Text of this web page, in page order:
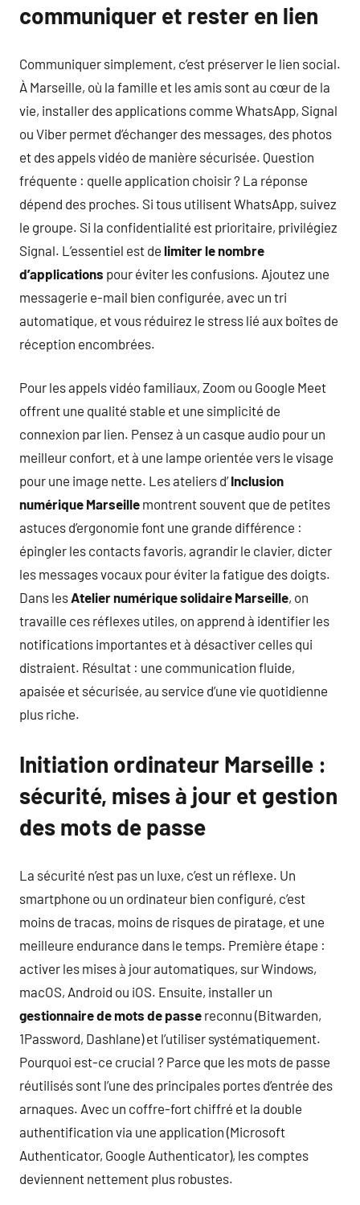
communiquer et rester en lien
Communiquer simplement, c’est préserver le lien social.
À Marseille, où la famille et les amis sont au cœur de la
vie, installer des applications comme WhatsApp, Signal
ou Viber permet d’échanger des messages, des photos
et des appels vidéo de manière sécurisée. Question
fréquente : quelle application choisir ? La réponse
dépend des proches. Si tous utilisent WhatsApp, suivez
le groupe. Si la confidentialité est prioritaire, privilégiez
Signal. L’essentiel est de limiter le nombre
d’applications pour éviter les confusions. Ajoutez une
messagerie e-mail bien configurée, avec un tri
automatique, et vous réduirez le stress lié aux boîtes de
réception encombrées.
Pour les appels vidéo familiaux, Zoom ou Google Meet
offrent une qualité stable et une simplicité de
connexion par lien. Pensez à un casque audio pour un
meilleur confort, et à une lampe orientée vers le visage
pour une image nette. Les ateliers d’Inclusion
numérique Marseille montrent souvent que de petites
astuces d’ergonomie font une grande différence :
épingler les contacts favoris, agrandir le clavier, dicter
les messages vocaux pour éviter la fatigue des doigts.
Dans lesAtelier numérique solidaire Marseille, on
travaille ces réflexes utiles, on apprend à identifier les
notifications importantes et à désactiver celles qui
distraient. Résultat : une communication fluide,
apaisée et sécurisée, au service d’une vie quotidienne
plus riche.
Initiation ordinateur Marseille :
sécurité, mises à jour et gestion
des mots de passe
La sécurité n’est pas un luxe, c’est un réflexe. Un
smartphone ou un ordinateur bien configuré, c’est
moins de tracas, moins de risques de piratage, et une
meilleure endurance dans le temps. Première étape :
activer les mises à jour automatiques, sur Windows,
macOS, Android ou iOS. Ensuite, installer un
gestionnaire de mots de passe reconnu (Bitwarden,
1Password, Dashlane) et l’utiliser systématiquement.
Pourquoi est-ce crucial ? Parce que les mots de passe
réutilisés sont l’une des principales portes d’entrée des
arnaques. Avec un coffre-fort chiffré et la double
authentification via une application (Microsoft
Authenticator, Google Authenticator), les comptes
deviennent nettement plus robustes.